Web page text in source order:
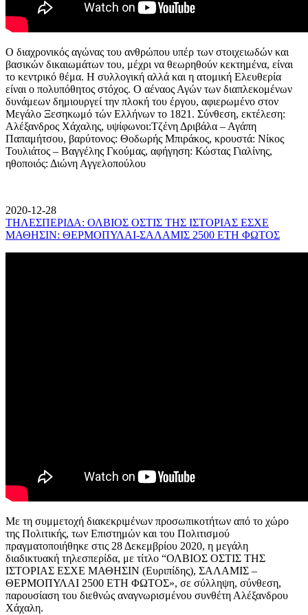
Ο διαχρονικός αγώνας του ανθρώπου υπέρ των στοιχειωδών και
βασικών δικαιωμάτων του, μέχρι να θεωρηθούν κεκτημένα, είναι
το κεντρικό θέμα. Η συλλογική αλλά και η ατομική Ελευθερία
είναι ο πολυπόθητος στόχος. Ο αέναος Αγών των διαπλεκομένων
δυνάμεων δημιουργεί την πλοκή του έργου, αφιερωμένο στον
Μεγάλο Ξεσηκωμό τών Ελλήνων το 1821. Σύνθεση, εκτέλεση:
Αλέξανδρος Χάχαλης, υψίφωνοι:Τζένη Δριβάλα – Αγάπη
Παπαμήτσου, βαρύτονος: Θοδωρής Μπιράκος, κρουστά: Νίκος
Τουλιάτος – Βαγγέλης Γκούμας, αφήγηση: Κώστας Γιαλίνης,
ηθοποιός: Διώνη Αγγελοπούλου
2020-12-28
ΤΗΛΕΣΠΕΡΙΔΑ: ΟΛΒΙΟΣ ΟΣΤΙΣ ΤΗΣ ΙΣΤΟΡΙΑΣ ΕΣΧΕ
ΜΑΘΗΣΙΝ: ΘΕΡΜΟΠΥΛΑΙ-ΣΑΛΑΜΙΣ 2500 ΕΤΗ ΦΩΤΟΣ
Με τη συμμετοχή διακεκριμένων προσωπικοτήτων από το χώρο
της Πολιτικής, των Επιστημών και του Πολιτισμού
πραγματοποιήθηκε στις 28 Δεκεμβρίου 2020, η μεγάλη
διαδικτυακή τηλεσπερίδα, με τίτλο “ΟΛΒΙΟΣ ΟΣΤΙΣ ΤΗΣ
ΙΣΤΟΡΙΑΣ ΕΣΧΕ ΜΑΘΗΣΙΝ (Ευριπίδης), ΣΑΛΑΜΙΣ –
ΘΕΡΜΟΠΥΛΑΙ 2500 ΕΤΗ ΦΩΤΟΣ», σε σύλληψη, σύνθεση,
παρουσίαση του διεθνώς αναγνωρισμένου συνθέτη Αλέξανδρου
Χάχαλη.